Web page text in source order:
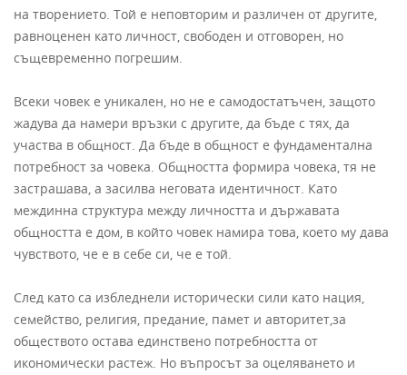
на творението. Той е неповторим и различен от другите,
равноценен като личност, свободен и отговорен, но
същевременно погрешим.
Всеки човек е уникален, но не е самодостатъчен, защото
жадува да намери връзки с другите, да бъде с тях, да
участва в общност. Да бъде в общност е фундаментална
потребност за човека. Общността формира човека, тя не
застрашава, а засилва неговата идентичност. Като
междинна структура между личността и държавата
общността е дом, в който човек намира това, което му дава
чувството, че е в себе си, че е той.
След като са избледнели исторически сили като нация,
семейство, религия, предание, памет и авторитет,за
обществото остава единствено потребността от
икономически растеж. Но въпросът за оцеляването и